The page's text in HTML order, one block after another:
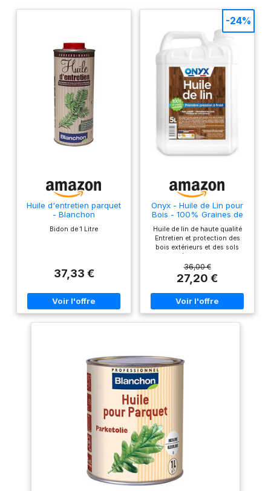
Huile d'entretien parquet
- Blanchon
Bidon de 1 Litre
37,33 €
Onyx - Huile de Lin pour
Bois - 100% Graines de
Huile de lin de haute qualité
Entretien et protection des
bois extérieurs et des sols
poreux (carrelages bruts,
tomettes, tuiles, terres cuites,
dallages…) contre l’humidité
et le gel, convient également
pour redonner de l’éclat aux
bois vernis et entretenir le
linoléum Également efficace
obtenues par première
pression à froid Produit de
fabrication française, Onyx
vous fournit les produits
essentiels pour l’entretien et le
36,00 €
27,20 €
-24%